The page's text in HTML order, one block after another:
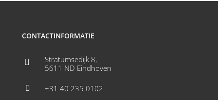
CONTACTINFORMATIE

Stratumsedijk 8,
5611 ND Eindhoven
 +31 40 235 0102